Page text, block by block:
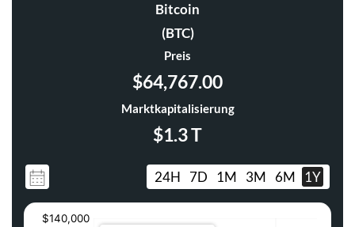
Bitcoin
(BTC)
Preis
$64,767.00
Marktkapitalisierung
$1.3 T
24H 7D 1M 3M 6M 1Y